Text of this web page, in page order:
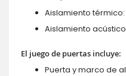
Aislamiento
Aislamiento
El juego de puertas incluye:
Puerta y marco de